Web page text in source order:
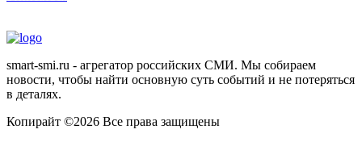
smart-smi.ru - агрегатор российских СМИ. Мы собираем
новости, чтобы найти основную суть событий и не потеряться
в деталях.
Копирайт ©2026 Все права защищены